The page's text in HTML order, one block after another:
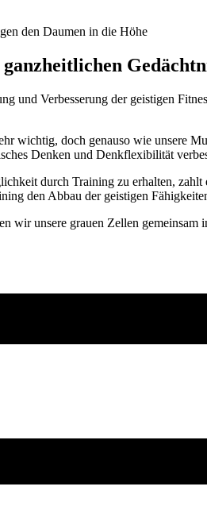
und Verbesserung der geistigen
wichtig, doch genauso wie unsere
Denken und Denkflexibilität
durch Training zu erhalten,
den Abbau der geistigen
wir unsere grauen Zellen gemeinsam